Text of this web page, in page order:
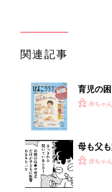
関連記事
育児の
『ひよ
赤ちゃ
母も父
園に合
赤ちゃ